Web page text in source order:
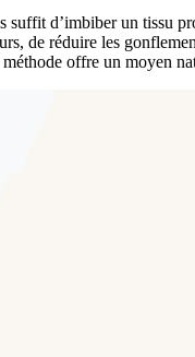
suffit d’imbiber un tissu
de réduire les
offre un moyen